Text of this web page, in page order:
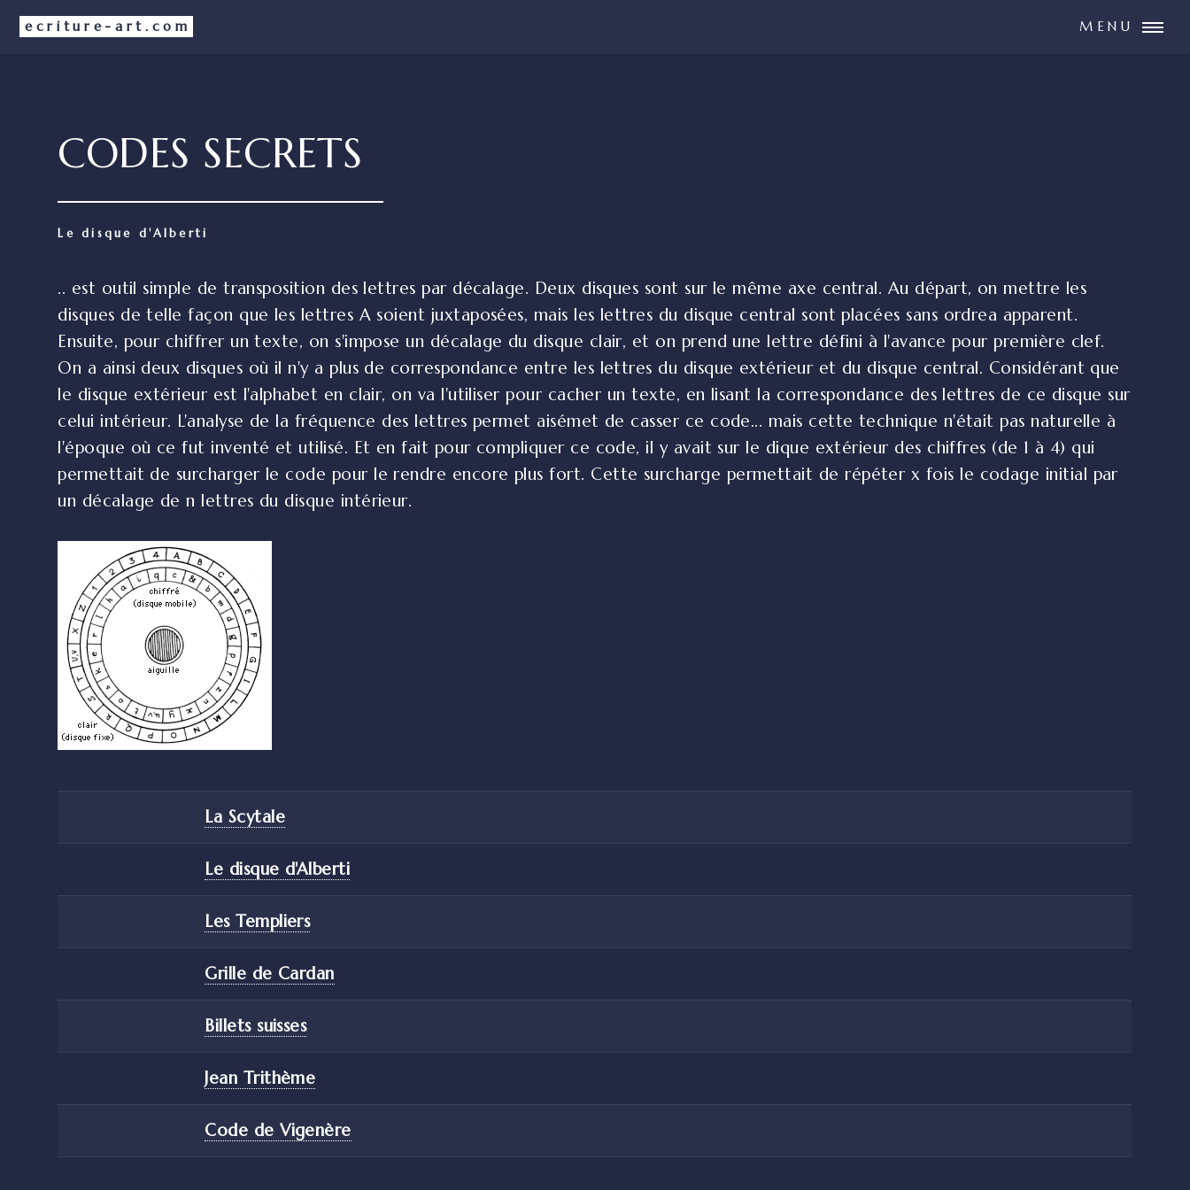
ecriture-art.com MENU
CODES SECRETS
Le disque d'Alberti
.. est outil simple de transposition des lettres par décalage. Deux disques sont sur le même axe central. Au départ, on mettre les
disques de telle façon que les lettres A soient juxtaposées, mais les lettres du disque central sont placées sans ordrea apparent.
Ensuite, pour chiffrer un texte, on s'impose un décalage du disque clair, et on prend une lettre défini à l'avance pour première clef.
On a ainsi deux disques où il n'y a plus de correspondance entre les lettres du disque extérieur et du disque central. Considérant que
le disque extérieur est l'alphabet en clair, on va l'utiliser pour cacher un texte, en lisant la correspondance des lettres de ce disque sur
celui intérieur. L'analyse de la fréquence des lettres permet aisémet de casser ce code... mais cette technique n'était pas naturelle à
l'époque où ce fut inventé et utilisé. Et en fait pour compliquer ce code, il y avait sur le dique extérieur des chiffres (de 1 à 4) qui
permettait de surcharger le code pour le rendre encore plus fort. Cette surcharge permettait de répéter x fois le codage initial par
un décalage de n lettres du disque intérieur.
La Scytale
Le disque d'Alberti
Les Templiers
Grille de Cardan
Billets suisses
Jean Trithème
Code de Vigenère